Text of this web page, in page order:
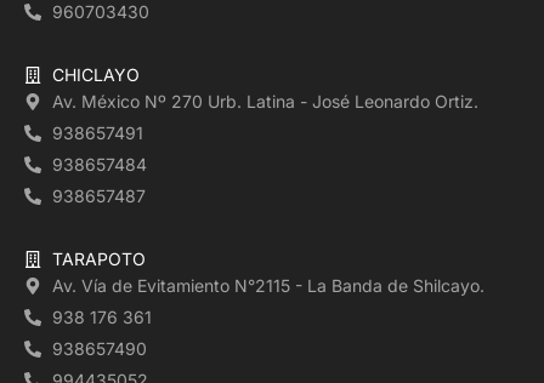
960703430
CHICLAYO
Av. México Nº 270 Urb. Latina - José Leonardo Ortiz.
938657491
938657484
938657487
TARAPOTO
Av. Vía de Evitamiento N°2115 - La Banda de Shilcayo.
938 176 361
938657490